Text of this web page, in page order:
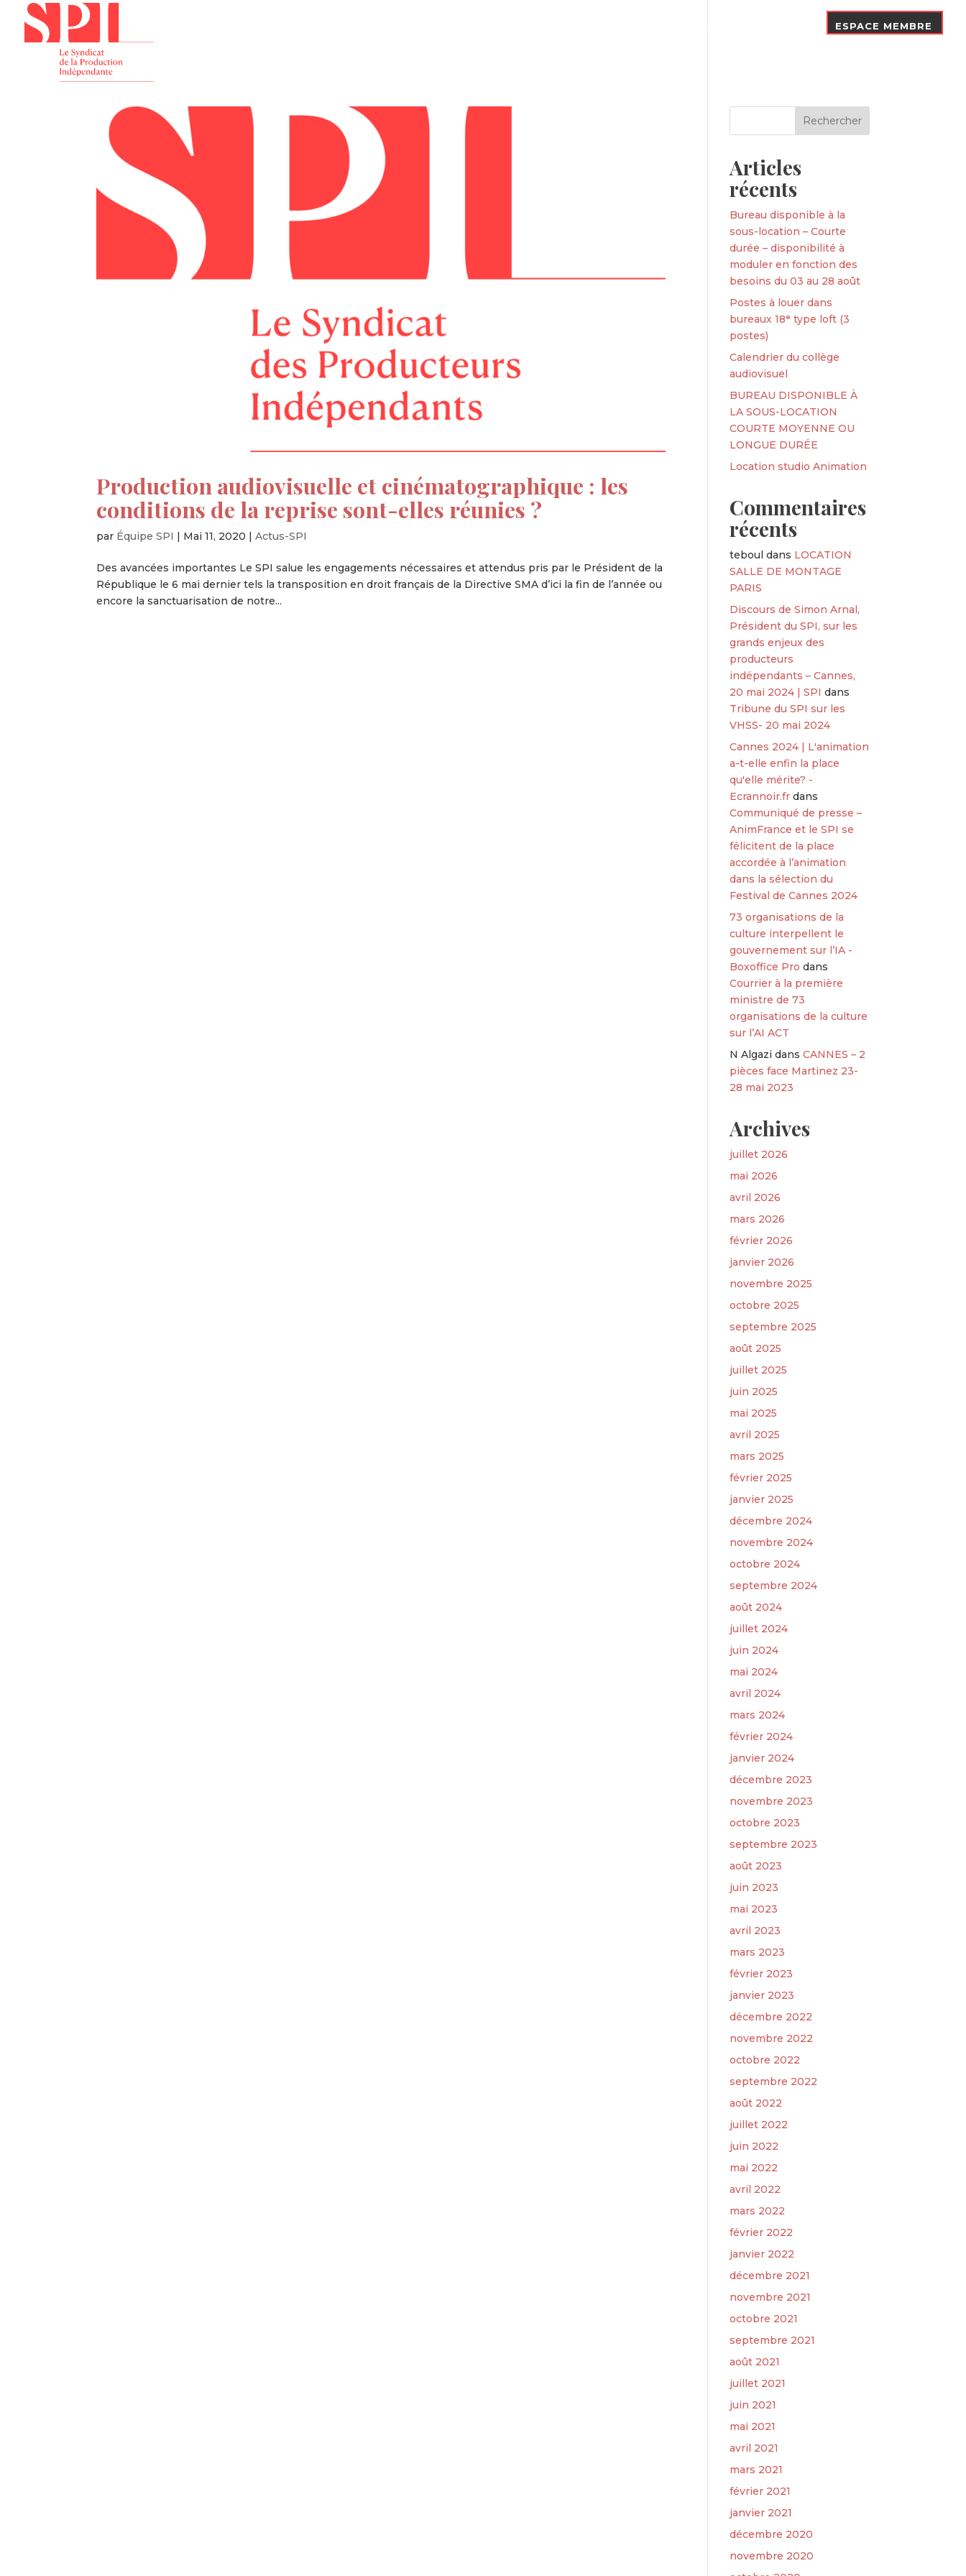
Nos Adhérents ESPACE MEMBRE
Production audiovisuelle et cinématographique : les
conditions de la reprise sont-elles réunies ?
par Équipe SPI Mai 11, 2020 |Actus-SPI
Des avancées importantes Le SPI salue les engagements nécessaires et attendus pris par le Président de la
République le 6 mai dernier tels la transposition en droit français de la Directive SMA d’ici la fin de l’année ou
encore la sanctuarisation de notre...
Articles
récents
Bureau disponible à la
sous-location – Courte
durée – disponibilité à
moduler en fonction des
besoins du 03 au 28 août
Postes à louer dans
bureaux 18ᵉ type loft (3
postes)
Calendrier du collège
audiovisuel
BUREAU DISPONIBLE À
LA SOUS-LOCATION
COURTE MOYENNE OU
LONGUE DURÉE
Location studio Animation
Commentaires
récents
teboul dans LOCATION
SALLE DE MONTAGE
PARIS
Discours de Simon Arnal,
Président du SPI, sur les
grands enjeux des
producteurs
indépendants – Cannes,
20 mai 2024 | SPI dans
Tribune du SPI sur les
VHSS- 20 mai 2024
Cannes 2024 | L'animation
a-t-elle enfin la place
qu'elle mérite? -
Ecrannoir.fr dans
Communiqué de presse –
AnimFrance et le SPI se
félicitent de la place
accordée à l’animation
dans la sélection du
Festival de Cannes 2024
73 organisations de la
culture interpellent le
gouvernement sur l’IA -
Boxoffice Pro dans
Courrier à la première
ministre de 73
organisations de la culture
sur l’AI ACT
N Algazi dansCANNES – 2
pièces face Martinez 23-
28 mai 2023
Archives
juillet 2026
mai 2026
avril 2026
mars 2026
février 2026
janvier 2026
novembre 2025
octobre 2025
septembre 2025
août 2025
juillet 2025
juin 2025
mai 2025
avril 2025
mars 2025
février 2025
janvier 2025
décembre 2024
novembre 2024
octobre 2024
septembre 2024
août 2024
juillet 2024
juin 2024
mai 2024
avril 2024
mars 2024
février 2024
janvier 2024
décembre 2023
novembre 2023
octobre 2023
septembre 2023
août 2023
juin 2023
mai 2023
avril 2023
mars 2023
février 2023
janvier 2023
décembre 2022
novembre 2022
octobre 2022
septembre 2022
août 2022
juillet 2022
juin 2022
mai 2022
avril 2022
mars 2022
février 2022
janvier 2022
décembre 2021
novembre 2021
octobre 2021
septembre 2021
août 2021
juillet 2021
juin 2021
mai 2021
avril 2021
mars 2021
février 2021
janvier 2021
décembre 2020
novembre 2020